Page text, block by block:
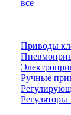
все
Приводы
Ручные
Регуляторы